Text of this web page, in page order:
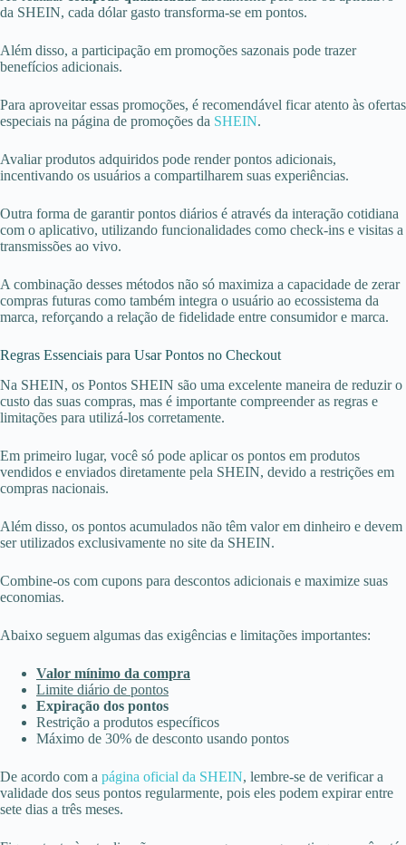
da SHEIN, cada dólar gasto transforma-se em pontos.
Além disso, a participação em promoções sazonais pode trazer
benefícios adicionais.
Para aproveitar essas promoções, é recomendável ficar atento às ofertas
especiais na página de promoções da SHEIN.
Avaliar produtos adquiridos pode render pontos adicionais,
incentivando os usuários a compartilharem suas experiências.
Outra forma de garantir pontos diários é através da interação cotidiana
com o aplicativo, utilizando funcionalidades como check-ins e visitas a
transmissões ao vivo.
A combinação desses métodos não só maximiza a capacidade de zerar
compras futuras como também integra o usuário ao ecossistema da
marca, reforçando a relação de fidelidade entre consumidor e marca.
Regras Essenciais para Usar Pontos no Checkout
Na SHEIN, os Pontos SHEIN são uma excelente maneira de reduzir o
custo das suas compras, mas é importante compreender as regras e
limitações para utilizá-los corretamente.
Em primeiro lugar, você só pode aplicar os pontos em produtos
vendidos e enviados diretamente pela SHEIN, devido a restrições em
compras nacionais.
Além disso, os pontos acumulados não têm valor em dinheiro e devem
ser utilizados exclusivamente no site da SHEIN.
Combine-os com cupons para descontos adicionais e maximize suas
economias.
Abaixo seguem algumas das exigências e limitações importantes:
Valor mínimo da compra
Limite diário de pontos
Expiração dos pontos
Restrição a produtos específicos
Máximo de 30% de desconto usando pontos
De acordo com a página oficial da SHEIN, lembre-se de verificar a
validade dos seus pontos regularmente, pois eles podem expirar entre
sete dias a três meses.